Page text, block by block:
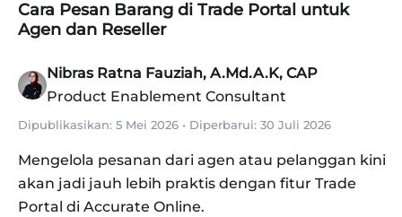
Cara Pesan Barang di Trade Portal untuk
Agen dan Reseller
Nibras Ratna Fauziah, A.Md.A.K, CAP
Product Enablement Consultant
Dipublikasikan: 5 Mei 2026 • Diperbarui: 30 Juli 2026
Mengelola pesanan dari agen atau pelanggan kini
akan jadi jauh lebih praktis dengan fitur Trade
Portal di Accurate Online.